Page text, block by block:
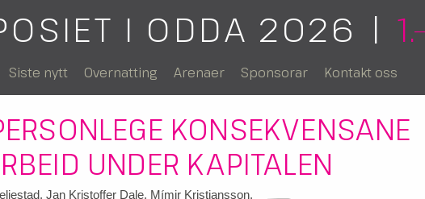
I ODDA 2026 |
Siste nytt Overnatting Arenaer Sponsorar Kontakt oss
KONSEKVENSANE
UNDER KAPITALEN
Jan Kristoffer Dale, Mímir Kristjansson.